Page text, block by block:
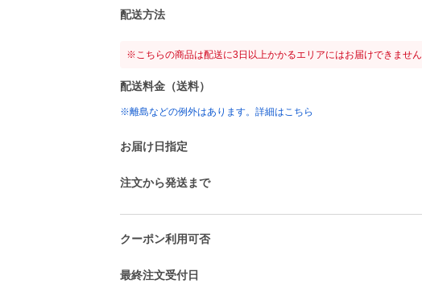
配送方法
※こちらの商品は配送に3日以上かかるエリアにはお届けできません
配送料金（送料）
※離島などの例外はあります。詳細はこちら
お届け日指定
注文から発送まで
クーポン利用可否
最終注文受付日